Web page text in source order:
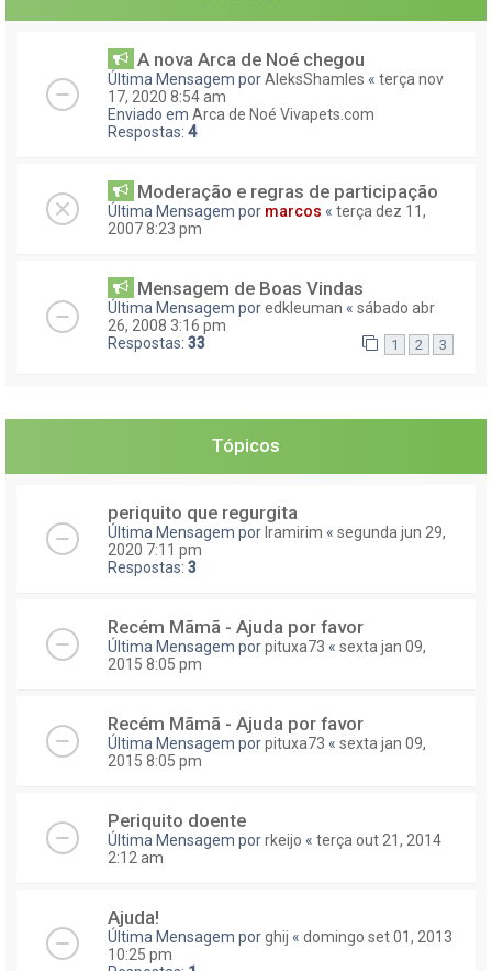
A nova Arca de Noé chegou
Última Mensagem porAleksShamles « terça nov
17, 2020 8:54 am
Enviado em Arca de Noé Vivapets.com
Respostas: 4
Moderação e regras de participação
Última Mensagem por marcos « terça dez 11,
2007 8:23 pm
Mensagem de Boas Vindas
Última Mensagem poredkleuman « sábado abr
26, 2008 3:16 pm
Respostas: 33 1 2 3
Tópicos
periquito que regurgita
Última Mensagem por Iramirim « segunda jun 29,
2020 7:11 pm
Respostas: 3
Recém Mãmã - Ajuda por favor
Última Mensagem porpituxa73 « sexta jan 09,
2015 8:05 pm
Recém Mãmã - Ajuda por favor
Última Mensagem porpituxa73 « sexta jan 09,
2015 8:05 pm
Periquito doente
Última Mensagem porrkeijo « terça out 21, 2014
2:12 am
Ajuda!
Última Mensagem porghij « domingo set 01, 2013
10:25 pm